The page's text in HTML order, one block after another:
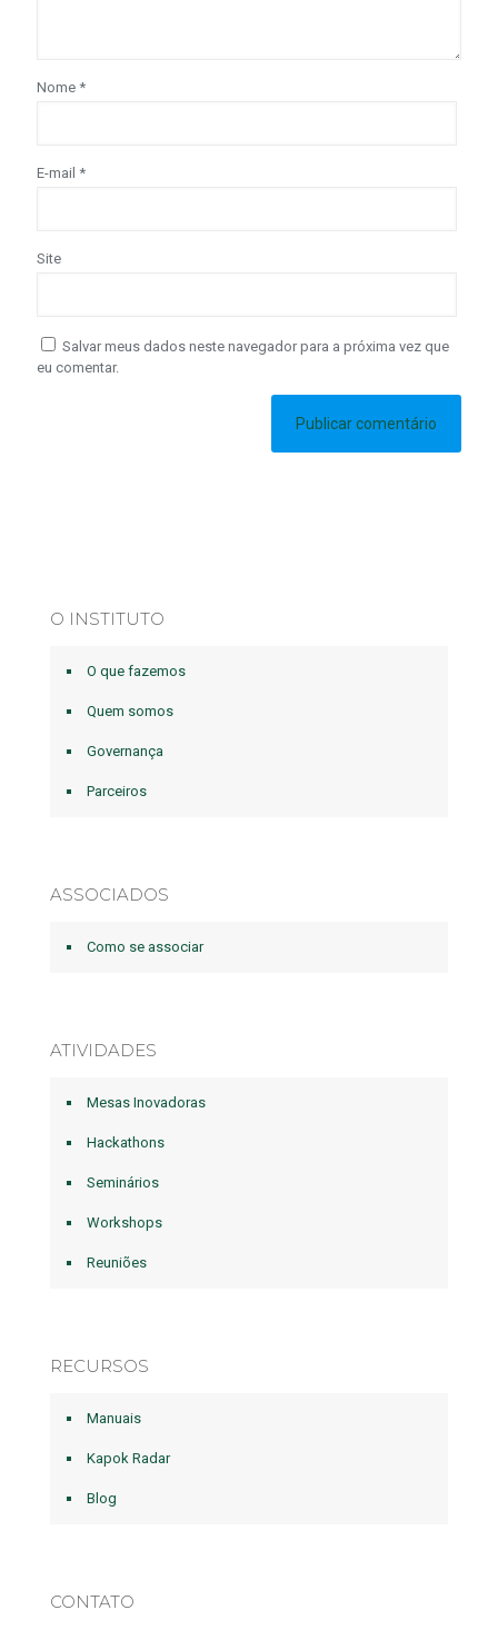
Nome *
E-mail *
Site
Salvar meus dados neste navegador para a próxima vez que
eu comentar.
O INSTITUTO
O que fazemos
Quem somos
Governança
Parceiros
ASSOCIADOS
Como se associar
ATIVIDADES
Mesas Inovadoras
Hackathons
Seminários
Workshops
Reuniões
RECURSOS
Manuais
Kapok Radar
Blog
CONTATO